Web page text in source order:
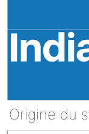
Origine du